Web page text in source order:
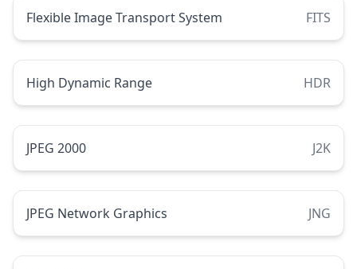
Flexible Image Transport System FITS
High Dynamic Range HDR
JPEG 2000 J2K
JPEG Network Graphics JNG